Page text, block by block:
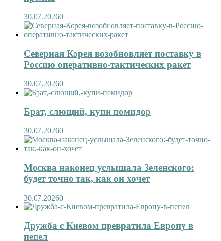
30.07.20260
Северная Корея возобновляет поставку в
Россию оперативно-тактических ракет
30.07.20260
Брат, слющий, купи помидор
30.07.20260
Москва наконец услышала Зеленского:
будет точно так, как он хочет
30.07.20260
Дружба с Киевом превратила Европу в
пепел